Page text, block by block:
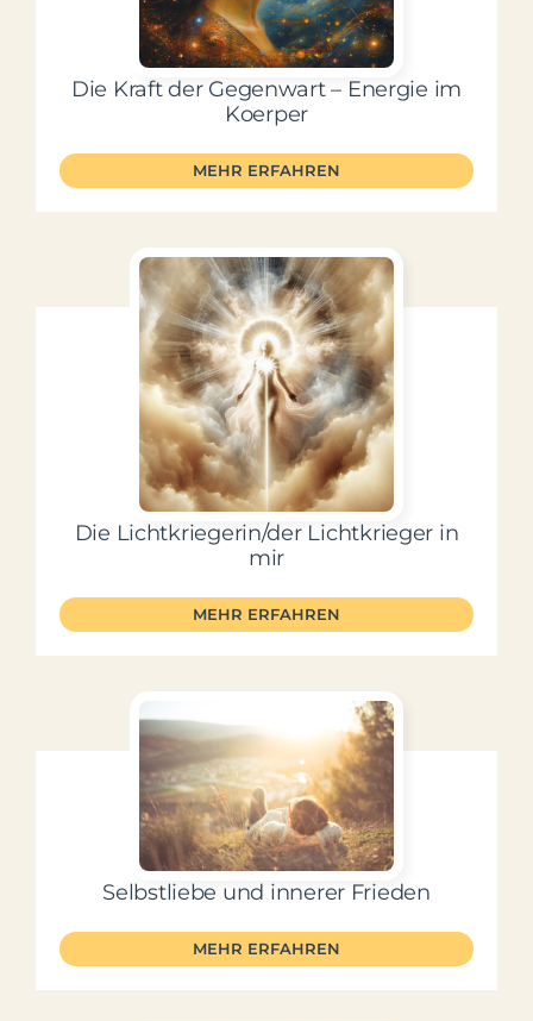
Die Kraft der Gegenwart – Energie im
Koerper
MEHR ERFAHREN
Die Lichtkriegerin/der Lichtkrieger in
mir
MEHR ERFAHREN
Selbstliebe und innerer Frieden
MEHR ERFAHREN